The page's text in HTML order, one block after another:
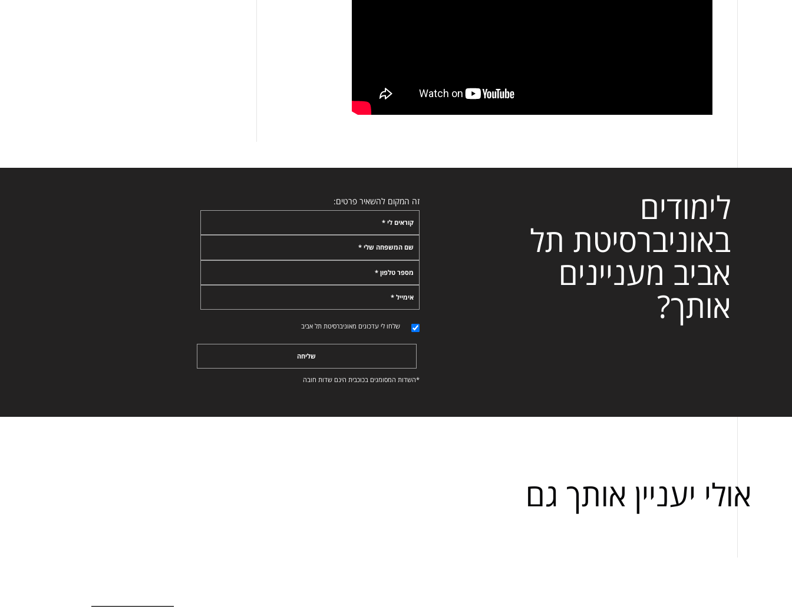
לימודים
באוניברסיטת תל
אביב מעניינים
אותך?
זה המקום להשאיר פרטים:
קוראים לי *
שם המשפחה שלי *
מספר טלפון *
אימייל *
שלחו לי עדכונים מאוניברסיטת תל אביב
שליחה
*השדות המסומנים בכוכבית הינם שדות חובה
אולי יעניין אותך גם